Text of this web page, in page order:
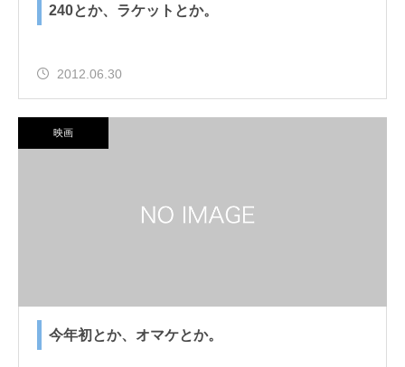
240とか、ラケットとか。
2012.06.30
映画
今年初とか、オマケとか。